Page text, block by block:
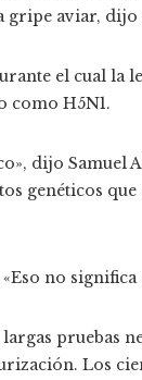
aviar, dijo
el cual la
como H5N1.
dijo
genéticos que
no significa
pruebas
Los